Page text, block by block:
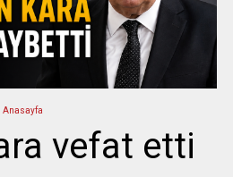
Anasayfa
vefat etti